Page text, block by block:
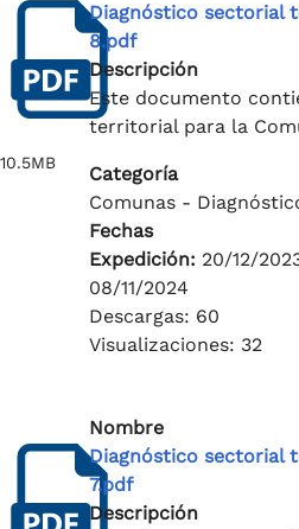
10.5MB
Diagnóstico sectorial
8.pdf
Descripción
Este documento
territorial para la
Categoría
Comunas -
Fechas
Expedición: 20/12/
08/11/2024
Descargas: 60
Visualizaciones: 32
Nombre
Diagnóstico sectorial
7.pdf
Descripción